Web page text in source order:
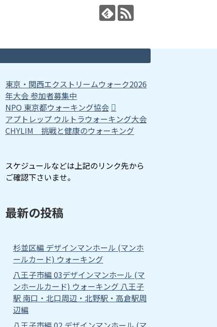
東京・関西エクストリームウォーク2026
年大会 参加者募集中
NPO 東京都ウォーキング協会
アプトレップ ウルトラウォーキング大会
CHYLIM 挑戦と健康のウォーキング
スケジュールなどは上記のリンク先から
ご確認下さいませ。
最新の投稿
杉並区編 デザインマンホール (マンホ
ールカード) ウォーキング
八王子市編 03デザインマンホール (マ
ンホールカード) ウォーキング 八王子
駅 南口・北口周辺・北野駅・高倉駅周
辺編